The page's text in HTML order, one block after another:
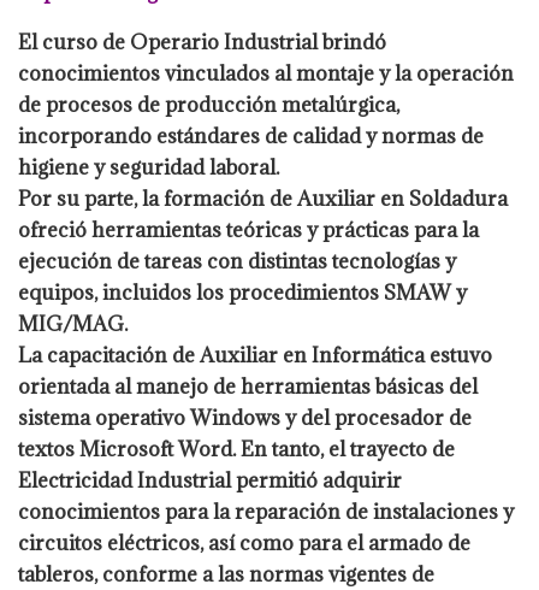
El curso de Operario Industrial brindó
conocimientos vinculados al montaje y la operación
de procesos de producción metalúrgica,
incorporando estándares de calidad y normas de
higiene y seguridad laboral.
Por su parte, la formación de Auxiliar en Soldadura
ofreció herramientas teóricas y prácticas para la
ejecución de tareas con distintas tecnologías y
equipos, incluidos los procedimientos SMAW y
MIG/MAG.
La capacitación de Auxiliar en Informática estuvo
orientada al manejo de herramientas básicas del
sistema operativo Windows y del procesador de
textos Microsoft Word. En tanto, el trayecto de
Electricidad Industrial permitió adquirir
conocimientos para la reparación de instalaciones y
circuitos eléctricos, así como para el armado de
tableros, conforme a las normas vigentes de